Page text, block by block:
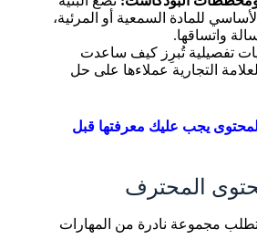
للمادة السمعية أو المرئية،
واتساقها.
تفصيلية تُبرِز كيف ساعدت
التجارية عملاءها على حل
المحتوى يجب عليك معرفتها قبل
المحترف
مجموعة نادرة من المهارات